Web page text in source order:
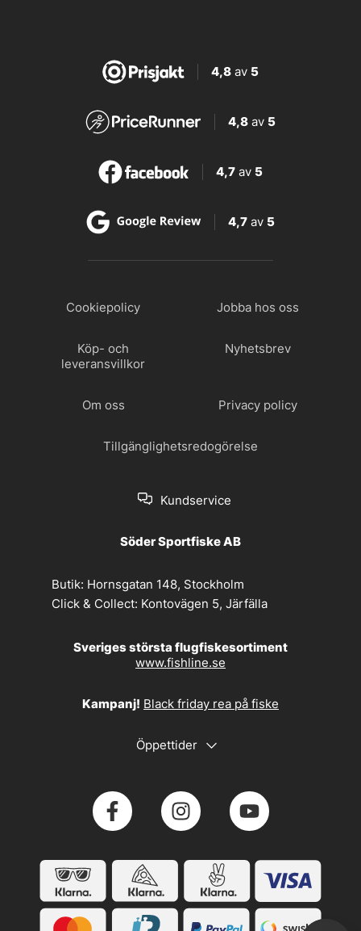
4,8av 5
4,8 av 5
4,7 av 5
4,7 av 5
Cookiepolicy Jobba hos oss
Köp- och
leveransvillkor
Nyhetsbrev
Om oss Privacy policy
Tillgänglighetsredogörelse
Kundservice
Söder Sportfiske AB
Butik: Hornsgatan 148, Stockholm
Click & Collect: Kontovägen 5, Järfälla
Sveriges största flugfiskesortiment
www.fishline.se
Kampanj! Black friday rea på fiske
Öppettider